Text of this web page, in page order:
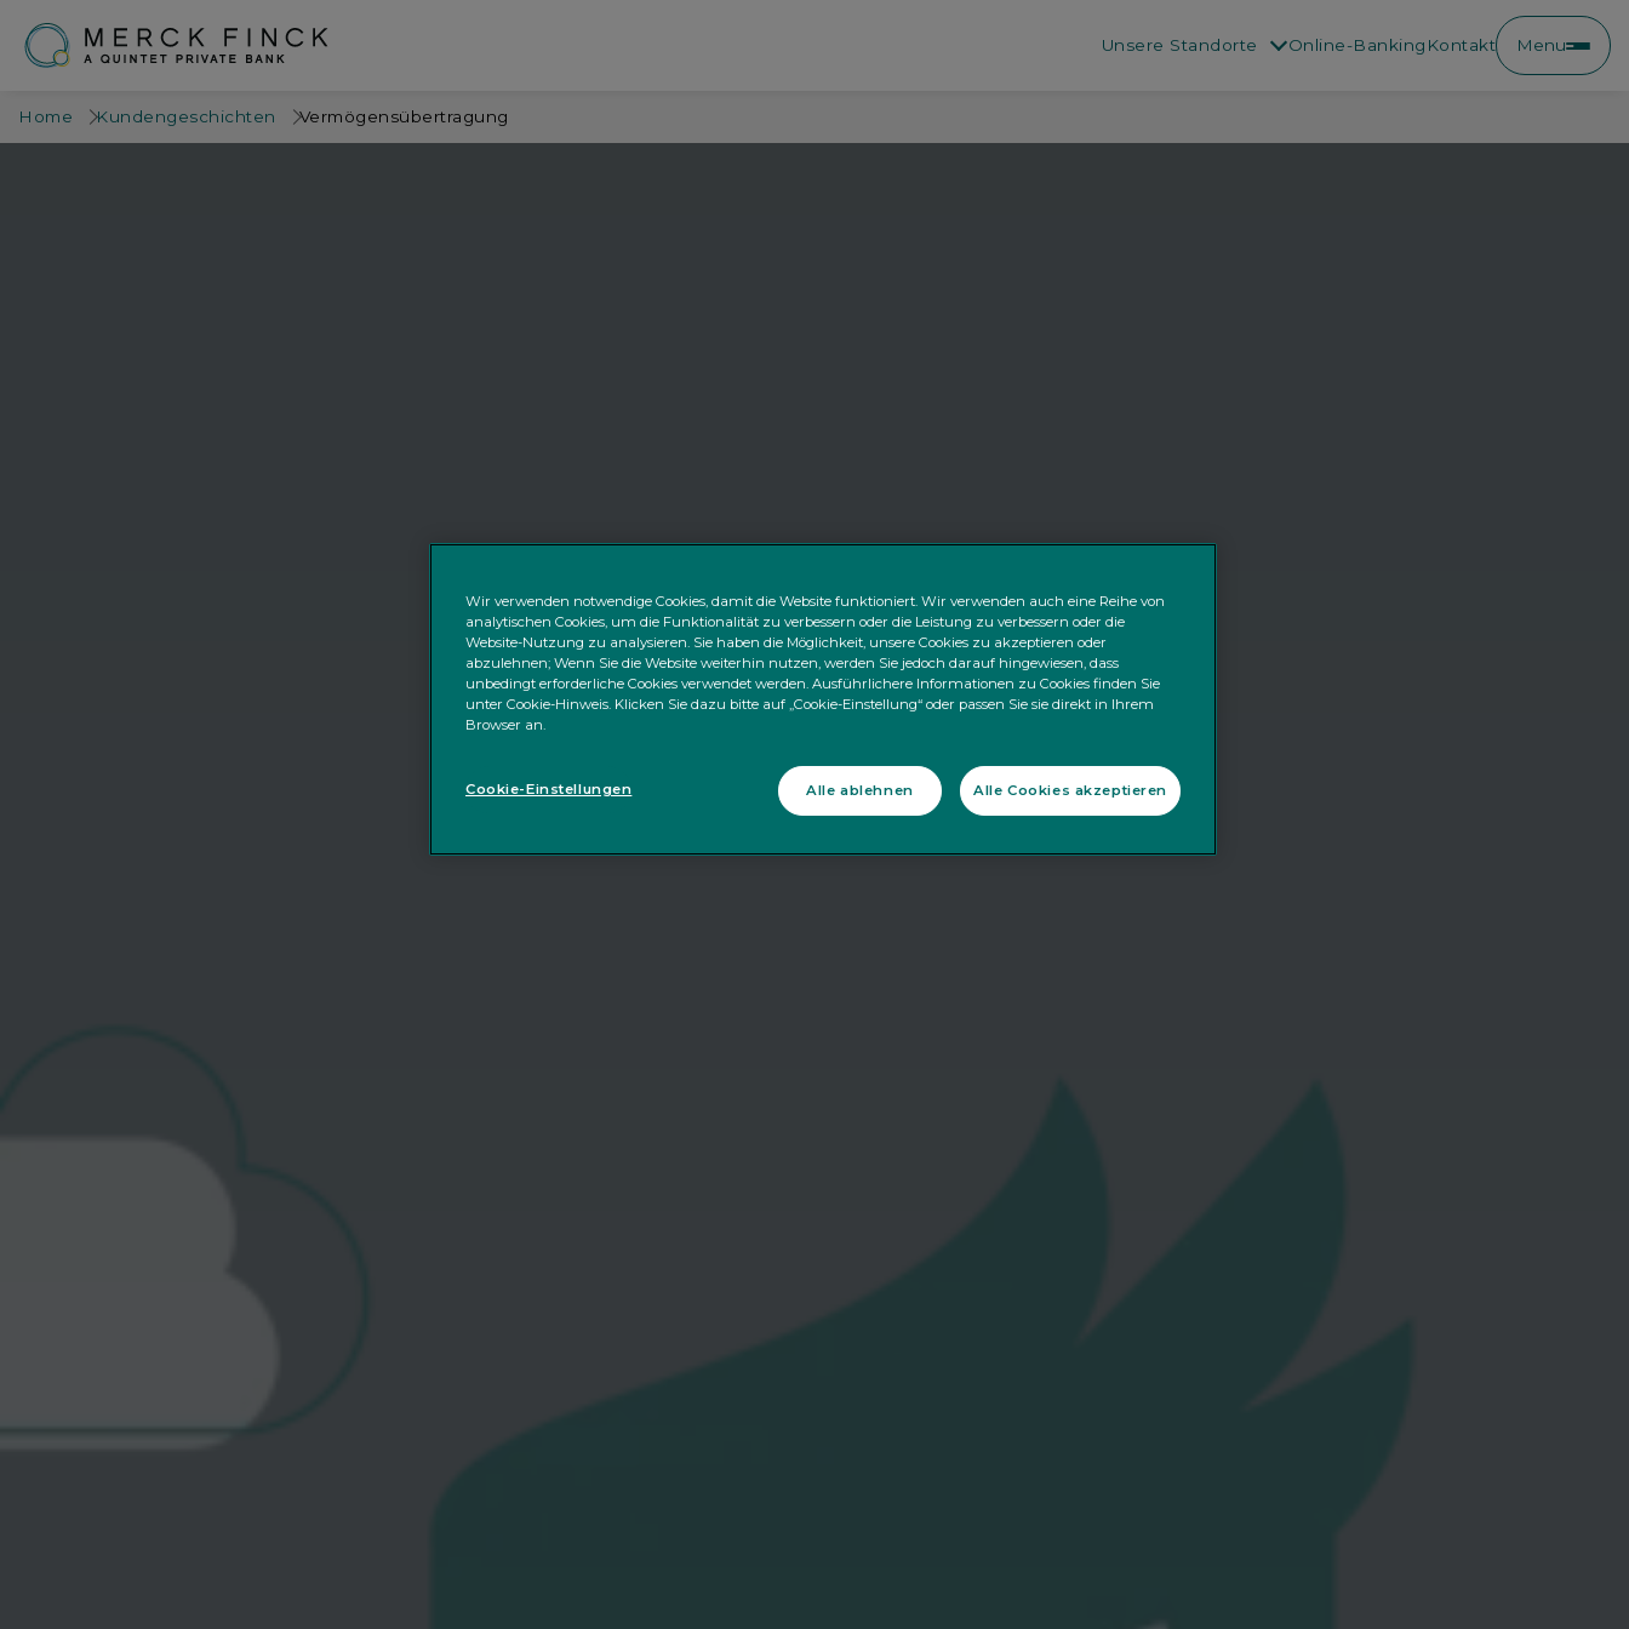
Unsere Standorte Online-Banking Kontakt Menu
Home Kundengeschichten Vermögensübertragung
Wir verwenden notwendige Cookies, damit die Website funktioniert. Wir verwenden auch eine Reihe von
analytischen Cookies, um die Funktionalität zu verbessern oder die Leistung zu verbessern oder die
Website-Nutzung zu analysieren. Sie haben die Möglichkeit, unsere Cookies zu akzeptieren oder
abzulehnen; Wenn Sie die Website weiterhin nutzen, werden Sie jedoch darauf hingewiesen, dass
unbedingt erforderliche Cookies verwendet werden. Ausführlichere Informationen zu Cookies finden Sie
unter Cookie-Hinweis. Klicken Sie dazu bitte auf „Cookie-Einstellung“ oder passen Sie sie direkt in Ihrem
Browser an.
Cookie-Einstellungen Alle ablehnen Alle Cookies akzeptieren